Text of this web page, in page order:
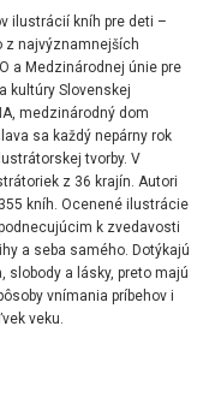
ilustrácií kníh pre deti –
z najvýznamnejších
a Medzinárodnej únie pre
kultúry Slovenskej
medzinárodný dom
sa každý nepárny rok
tvorby. V
z 36 krajín. Autori
kníh. Ocenené ilustrácie
k zvedavosti
a seba samého. Dotýkajú
slobody a lásky, preto majú
vnímania príbehov i
veku.